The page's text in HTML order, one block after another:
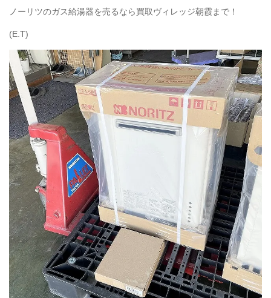
ノーリツのガス給湯器を売るなら買取ヴィレッジ朝霞まで！
(E.T)